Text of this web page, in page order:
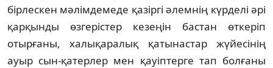
бірлескен мәлімдемеде қа­зіргі әлем­нің күрделі әрі
қарқынды өз­герістер ке­зеңін бастан өткеріп
отырғаны, халық­ара­лық қатынастар жүйесінің
ауыр сын-қатер­лер мен қауіптерге тап болғаны